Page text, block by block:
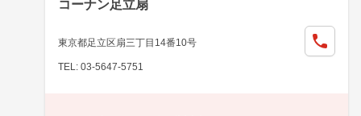
コーナン足立扇
東京都足立区扇三丁目14番10号
TEL: 03-5647-5751